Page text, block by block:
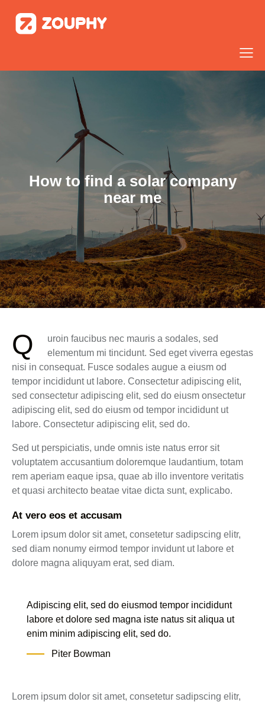
How to find a solar company
near me
Q
uroin faucibus nec mauris a sodales, sed
elementum mi tincidunt. Sed eget viverra egestas
nisi in consequat. Fusce sodales augue a eiusm od
tempor incididunt ut labore. Consectetur adipiscing elit,
sed consectetur adipiscing elit, sed do eiusm onsectetur
adipiscing elit, sed do eiusm od tempor incididunt ut
labore. Consectetur adipiscing elit, sed do.
Sed ut perspiciatis, unde omnis iste natus error sit
voluptatem accusantium doloremque laudantium, totam
rem aperiam eaque ipsa, quae ab illo inventore veritatis
et quasi architecto beatae vitae dicta sunt, explicabo.
At vero eos et accusam
Lorem ipsum dolor sit amet, consetetur sadipscing elitr,
sed diam nonumy eirmod tempor invidunt ut labore et
dolore magna aliquyam erat, sed diam.
Adipiscing elit, sed do eiusmod tempor incididunt
labore et dolore sed magna iste natus sit aliqua ut
enim minim adipiscing elit, sed do.
Piter Bowman
Lorem ipsum dolor sit amet, consetetur sadipscing elitr,